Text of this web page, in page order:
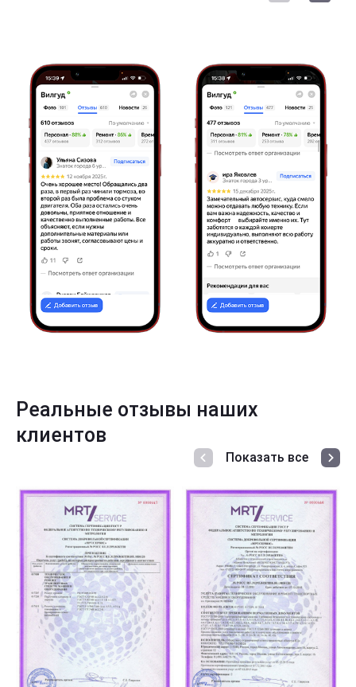
Реальные отзывы наших
клиентов
Показать все